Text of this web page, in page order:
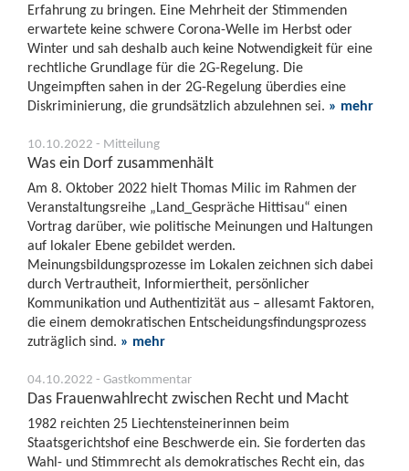
Erfahrung zu bringen. Eine Mehrheit der Stimmenden
erwartete keine schwere Corona-Welle im Herbst oder
Winter und sah deshalb auch keine Notwendigkeit für eine
rechtliche Grundlage für die 2G-Regelung. Die
Ungeimpften sahen in der 2G-Regelung überdies eine
Diskriminierung, die grundsätzlich abzulehnen sei. » mehr
10.10.2022 - Mitteilung
Was ein Dorf zusammenhält
Am 8. Oktober 2022 hielt Thomas Milic im Rahmen der
Veranstaltungsreihe „Land_Gespräche Hittisau“ einen
Vortrag darüber, wie politische Meinungen und Haltungen
auf lokaler Ebene gebildet werden.
Meinungsbildungsprozesse im Lokalen zeichnen sich dabei
durch Vertrautheit, Informiertheit, persönlicher
Kommunikation und Authentizität aus – allesamt Faktoren,
die einem demokratischen Entscheidungsfindungsprozess
zuträglich sind. » mehr
04.10.2022 - Gastkommentar
Das Frauenwahlrecht zwischen Recht und Macht
1982 reichten 25 Liechtensteinerinnen beim
Staatsgerichtshof eine Beschwerde ein. Sie forderten das
Wahl- und Stimmrecht als demokratisches Recht ein, das